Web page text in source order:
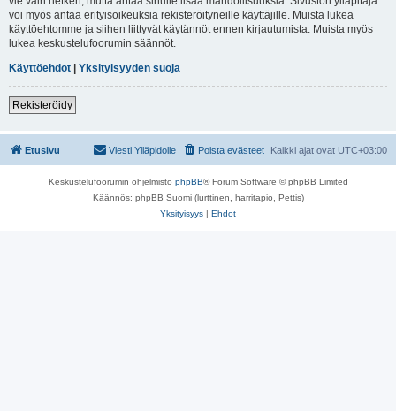
voi myös antaa erityisoikeuksia rekisteröityneille käyttäjille. Muista lukea
käyttöehtomme ja siihen liittyvät käytännöt ennen kirjautumista. Muista myös
lukea keskustelufoorumin säännöt.
Käyttöehdot | Yksityisyyden suoja
Rekisteröidy
Etusivu Kaikki ajat ovat UTC+03:00
Poista evästeet
Viesti Ylläpidolle
Keskustelufoorumin ohjelmisto phpBB® Forum Software © phpBB Limited
Käännös: phpBB Suomi (lurttinen, harritapio, Pettis)
Yksityisyys | Ehdot